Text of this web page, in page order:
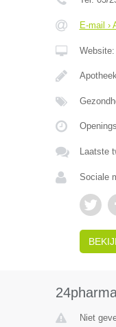
E-mail ›
Website:
Laatste
Sociale
Niet